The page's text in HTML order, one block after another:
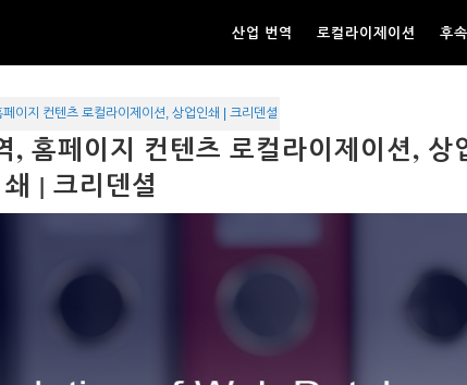
산업 번역 로컬라이제이션 후
이지 컨텐츠 로컬라이제이션, 상업인쇄 | 크리덴셜
홈페이지 컨텐츠 로컬라이제이션, 상
쇄 | 크리덴셜